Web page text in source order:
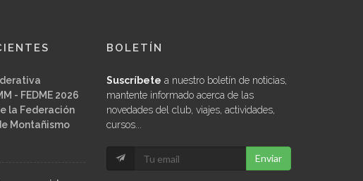
- FEDME 2026
la Federación
Montañismo
BOLETÍN
Suscríbete a nuestro boletín de noticias,
mantente informado acerca de las
novedades del club, viajes, actividades,
cursos...
Enviar